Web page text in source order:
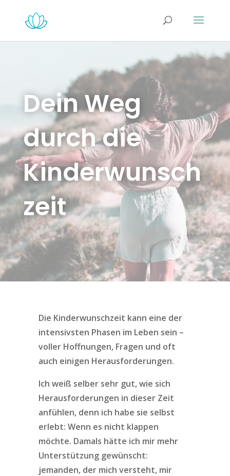
Dein Weg
durch die
Kinderwunsch
zeit
Die Kinderwunschzeit kann eine der
intensivsten Phasen im Leben sein –
voller Hoffnungen, Fragen und oft
auch einigen Herausforderungen.
Ich weiß selber sehr gut, wie sich
Herausforderungen in dieser Zeit
anfühlen, denn ich habe sie selbst
erlebt: Wenn es nicht klappen
möchte. Damals hätte ich mir mehr
Unterstützung gewünscht:
jemanden, der mich versteht, mir